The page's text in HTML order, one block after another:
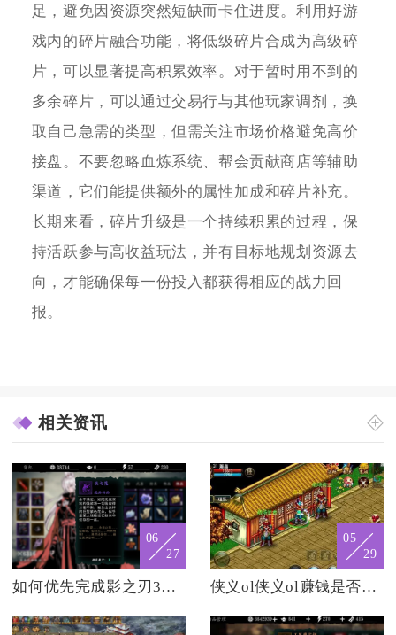
足，避免因资源突然短缺而卡住进度。利用好游
戏内的碎片融合功能，将低级碎片合成为高级碎
片，可以显著提高积累效率。对于暂时用不到的
多余碎片，可以通过交易行与其他玩家调剂，换
取自己急需的类型，但需关注市场价格避免高价
接盘。不要忽略血炼系统、帮会贡献商店等辅助
渠道，它们能提供额外的属性加成和碎片补充。
长期来看，碎片升级是一个持续积累的过程，保
持活跃参与高收益玩法，并有目标地规划资源去
向，才能确保每一份投入都获得相应的战力回
报。
相关资讯
06
27
如何优先完成影之刃3中的主线任务
05
29
侠义ol侠义ol赚钱是否需要团队合作